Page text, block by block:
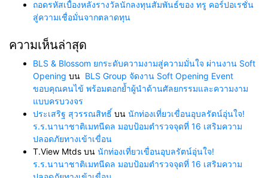
ถอดรหัสเบื้องหลังรางวัลนักลงทุนสัมพันธ์ของ ทรู คอร์ปอเรชั่น
สู่ความเชื่อมั่นจากตลาดทุน
ความเห็นล่าสุด
BLS & Blossom ยกระดับความงามสู่ความมั่นใจ ผ่านงาน Soft
Opening บน BLS Group จัดงาน Soft Opening Event
ขอบคุณคนไข้ พร้อมตอกย้ำผู้นำด้านศัลยกรรมและความงาม
แบบครบวงจร
ประเสริฐ สุวรรณสิทธิ์ บน นักท่องเที่ยวเขื่อนอุบลรัตน์อุ่นใจ!
ร.ร.นานาชาติเมทนีดล มอบป้อมตำรวจจุดที่ 16 เสริมความ
ปลอดภัยทางเข้าเขื่อน
T.View Mtds บน นักท่องเที่ยวเขื่อนอุบลรัตน์อุ่นใจ!
ร.ร.นานาชาติเมทนีดล มอบป้อมตำรวจจุดที่ 16 เสริมความ